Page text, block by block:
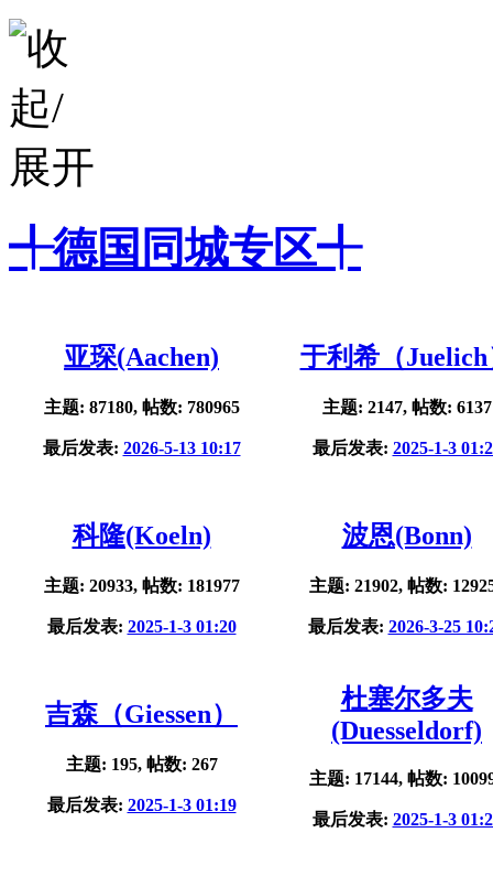
╃德国同城专区╃
亚琛(Aachen)
主题: 87180, 帖数: 780965
最后发表: 2026-5-13 10:17
于利希（Juelich
主题: 2147, 帖数: 6137
最后发表: 2025-1-3
科隆(Koeln)
主题: 20933, 帖数: 181977
最后发表: 2025-1-3 01:20
波恩(Bonn)
主题: 21902, 帖数:
最后发表: 2026-3-25
吉森（Giessen）
主题: 195, 帖数: 267
最后发表: 2025-1-3 01:19
杜塞尔多夫
(Duesseldorf)
主题: 17144, 帖数:
最后发表: 2025-1-3